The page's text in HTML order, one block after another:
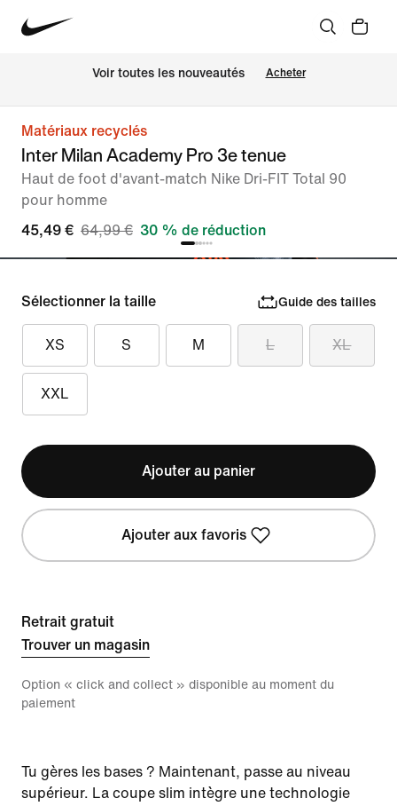
Voir toutes les nouveautés Acheter
Matériaux recyclés
Inter Milan Academy Pro 3e tenue
Haut de foot d'avant-match Nike Dri-FIT Total 90
pour homme
45,49 € 64,99 € 30 % de réduction
Sélectionner la taille Guide des tailles
XS S M L XL
XXL
Ajouter au panier
Ajouter aux favoris
Retrait gratuit
Trouver un magasin
Option « click and collect » disponible au moment du
paiement
Tu gères les bases ? Maintenant, passe au niveau
supérieur. La coupe slim intègre une technologie